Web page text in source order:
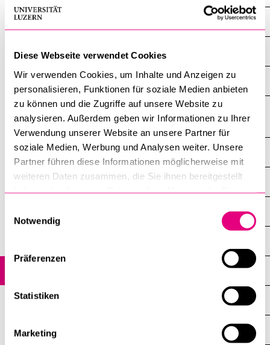
Diese Webseite verwendet Cookies
Wir verwenden Cookies, um Inhalte und Anzeigen zu
personalisieren, Funktionen für soziale Medien anbieten
zu können und die Zugriffe auf unsere Website zu
analysieren. Außerdem geben wir Informationen zu Ihrer
Verwendung unserer Website an unsere Partner für
soziale Medien, Werbung und Analysen weiter. Unsere
Partner führen diese Informationen möglicherweise mit
weiteren Daten zusammen, die Sie ihnen bereitgestellt
Notwendig
Präferenzen
Statistiken
Marketing
Agenda
EthikImpuls-Reihe
Fastenvorträge
Gastprofessuren Institut für Jüdisch-Christliche Forschung
(IJCF)
Hans Küng – Weltethos Lecture
Lucerne Summer University: Ethics in a Global Context LSUE
Thomas-Akademie
Veranstaltungen des Ökumenischen Instituts